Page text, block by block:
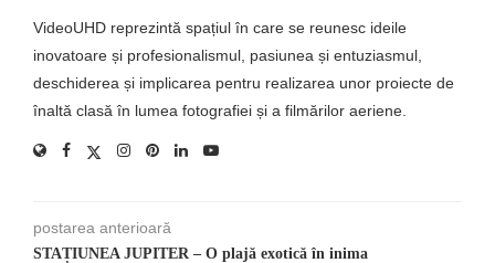
VideoUHD reprezintă spațiul în care se reunesc ideile
inovatoare și profesionalismul, pasiunea și entuziasmul,
deschiderea și implicarea pentru realizarea unor proiecte de
înaltă clasă în lumea fotografiei și a filmărilor aeriene.
postarea anterioară
STAȚIUNEA JUPITER – O plajă exotică în inima